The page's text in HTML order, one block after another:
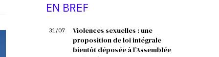
EN BREF
31/07
Violences sexuelles : une
proposition de loi intégrale
bientôt déposée à l’Assemblée